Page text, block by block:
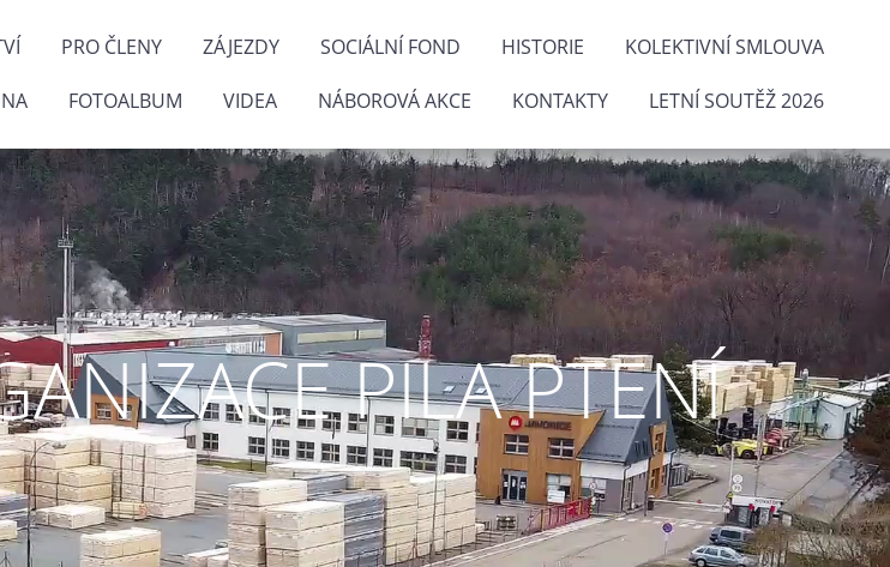
PRO ČLENY ZÁJEZDY SOCIÁLNÍ FOND HISTORIE KOLEKTIVNÍ SMLOUVA
FOTOALBUM VIDEA NÁBOROVÁ AKCE KONTAKTY LETNÍ SOUTĚŽ 2026
PILA PTENÍ